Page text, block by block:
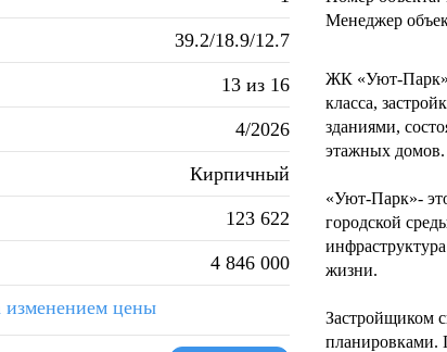
39.2/18.9/12.7
13 из 16
4/2026
Кирпичный
123 622
4 846 000
изменением цены
Менеджер
ЖК «Уют-Парк»
класса,
зданиями,
этажных домов.
«Уют-Парк»-
городской
жизни.
Застройщиком
планировками.